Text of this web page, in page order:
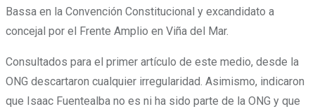
Bassa en la Convención Constitucional y excandidato a
concejal por el Frente Amplio en Viña del Mar.
Consultados para el primer artículo de este medio, desde la
ONG descartaron cualquier irregularidad. Asimismo, indicaron
que Isaac Fuentealba no es ni ha sido parte de la ONG y que